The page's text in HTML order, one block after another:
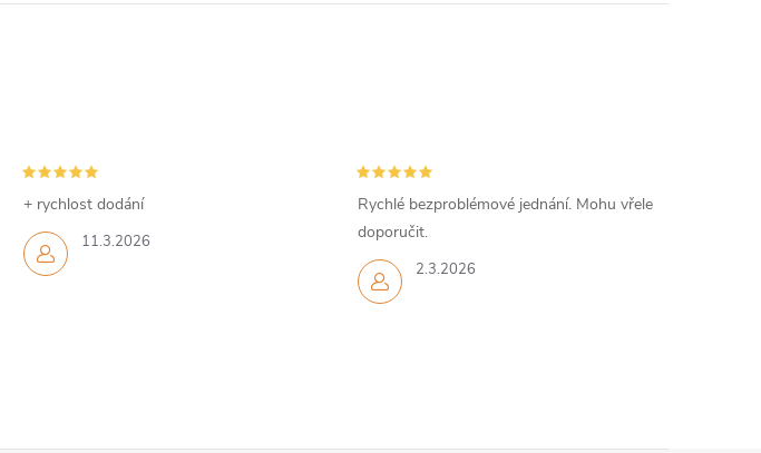
11.3.2026
+ rychlost dodání
2.3.2026
Rychlé bezproblémové jednání. Mohu vřele
doporučit.